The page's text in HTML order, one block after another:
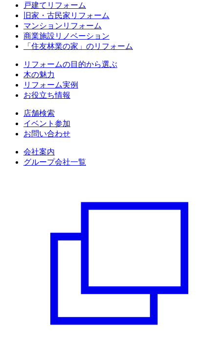
戸建てリフォーム
旧家・古民家リフォーム
マンションリフォーム
商業施設リノベーション
「住友林業の家」のリフォーム
リフォームの目的から選ぶ
木の魅力
リフォーム実例
お役立ち情報
店舗検索
イベント参加
お問い合わせ
会社案内
グループ会社一覧